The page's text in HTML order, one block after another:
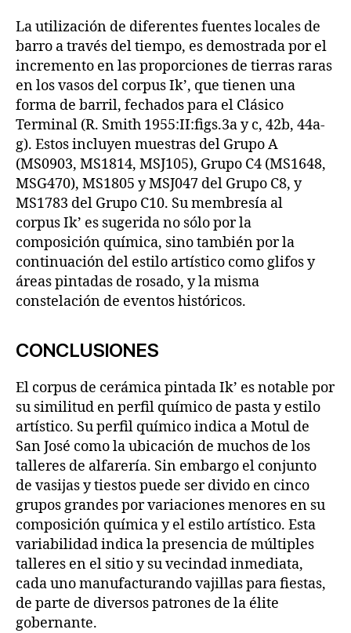
La utilización de diferentes fuentes locales de
barro a través del tiempo, es demostrada por el
incremento en las proporciones de tierras raras
en los vasos del corpus Ik’, que tienen una
forma de barril, fechados para el Clásico
Terminal (R. Smith 1955:II:figs.3a y c, 42b, 44a-
g). Estos incluyen muestras del Grupo A
(MS0903, MS1814, MSJ105), Grupo C4 (MS1648,
MSG470), MS1805 y MSJ047 del Grupo C8, y
MS1783 del Grupo C10. Su membresía al
corpus Ik’ es sugerida no sólo por la
composición química, sino también por la
continuación del estilo artístico como glifos y
áreas pintadas de rosado, y la misma
constelación de eventos históricos.
CONCLUSIONES
El corpus de cerámica pintada Ik’ es notable por
su similitud en perfil químico de pasta y estilo
artístico. Su perfil químico indica a Motul de
San José como la ubicación de muchos de los
talleres de alfarería. Sin embargo el conjunto
de vasijas y tiestos puede ser divido en cinco
grupos grandes por variaciones menores en su
composición química y el estilo artístico. Esta
variabilidad indica la presencia de múltiples
talleres en el sitio y su vecindad inmediata,
cada uno manufacturando vajillas para fiestas,
de parte de diversos patrones de la élite
gobernante.